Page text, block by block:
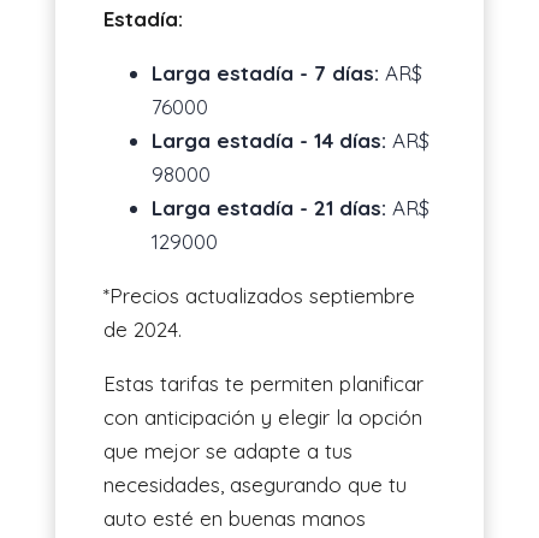
Estadía:
Larga estadía - 7 días: AR$
76000
Larga estadía - 14 días: AR$
98000
Larga estadía - 21 días: AR$
129000
*Precios actualizados septiembre
de 2024.
Estas tarifas te permiten planificar
con anticipación y elegir la opción
que mejor se adapte a tus
necesidades, asegurando que tu
auto esté en buenas manos